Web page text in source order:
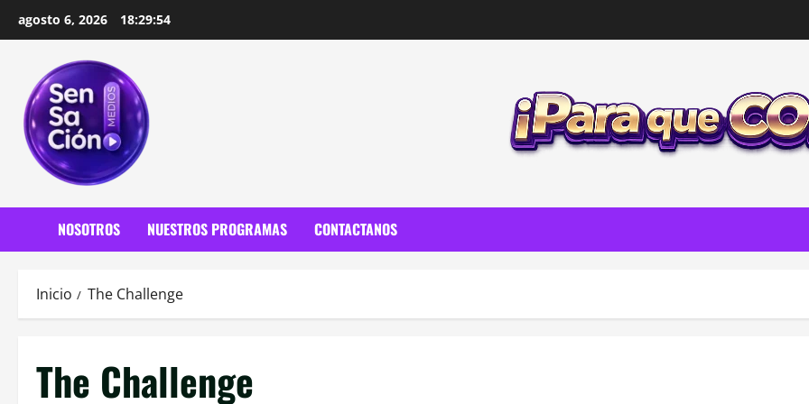
agosto 6, 2026 18:29:56
NOSOTROS NUESTROS PROGRAMAS CONTACTANOS
Inicio The Challenge
The Challenge